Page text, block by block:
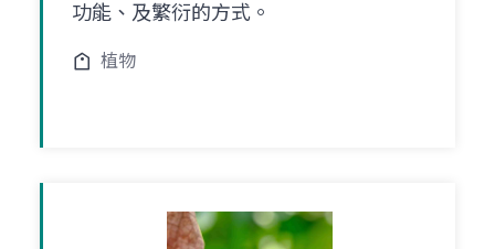
功能、及繁衍的方式。
植物